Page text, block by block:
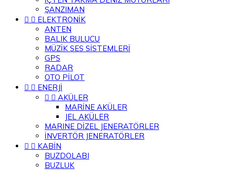
ŞANZIMAN
  ELEKTRONİK
ANTEN
BALIK BULUCU
MÜZİK SES SİSTEMLERİ
GPS
RADAR
OTO PİLOT
  ENERJİ
  AKÜLER
MARİNE AKÜLER
JEL AKÜLER
MARINE DİZEL JENERATÖRLER
İNVERTÖR JENERATÖRLER
  KABİN
BUZDOLABI
BUZLUK